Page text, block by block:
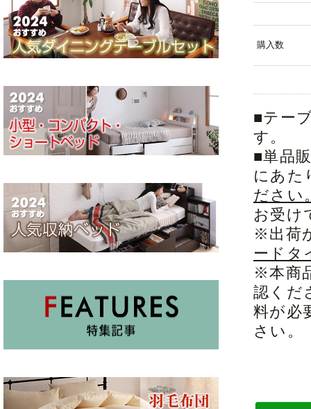
購入数
■テー
す。
■単品
にあた
ださい
お受け
※出荷
ードタ
※本商
認くだ
料が必
さい。